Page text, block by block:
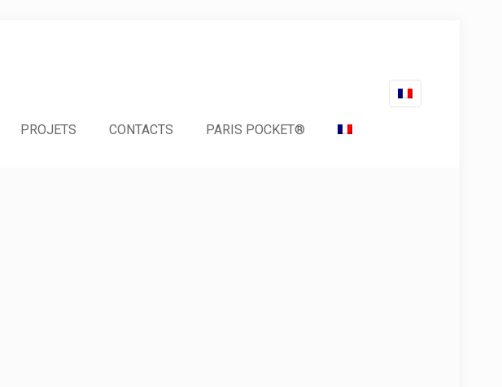
PROJETS CONTACTS PARIS POCKET®